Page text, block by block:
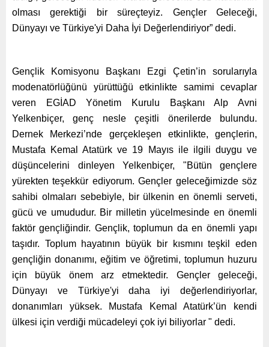
olması gerektiği bir süreçteyiz. Gençler Geleceği,
Dünyayı ve Türkiye'yi Daha İyi Değerlendiriyor” dedi.
Gençlik Komisyonu Başkanı Ezgi Çetin’in sorularıyla
modenatörlüğünü yürüttüğü etkinlikte samimi cevaplar
veren EGİAD Yönetim Kurulu Başkanı Alp Avni
Yelkenbiçer, genç nesle çeşitli önerilerde bulundu.
Dernek Merkezi’nde gerçekleşen etkinlikte, gençlerin,
Mustafa Kemal Atatürk ve 19 Mayıs ile ilgili duygu ve
düşüncelerini dinleyen Yelkenbiçer, "Bütün gençlere
yürekten teşekkür ediyorum. Gençler geleceğimizde söz
sahibi olmaları sebebiyle, bir ülkenin en önemli serveti,
gücü ve umududur. Bir milletin yücelmesinde en önemli
faktör gençliğindir. Gençlik, toplumun da en önemli yapı
taşıdır. Toplum hayatının büyük bir kısmını teşkil eden
gençliğin donanımı, eğitim ve öğretimi, toplumun huzuru
için büyük önem arz etmektedir. Gençler geleceği,
Dünyayı ve Türkiye'yi daha iyi değerlendiriyorlar,
donanımları yüksek. Mustafa Kemal Atatürk’ün kendi
ülkesi için verdiği mücadeleyi çok iyi biliyorlar " dedi.